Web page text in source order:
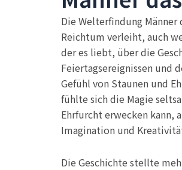
Die Welterfindung
Reichtum verleiht, auch
der es liebt, über die
Feiertagsereignissen und
Gefühl von Staunen und
fühlte sich die Magie
Ehrfurcht erwecken kann,
Imagination und
Die Geschichte stellte